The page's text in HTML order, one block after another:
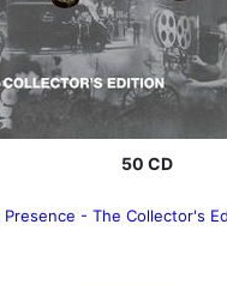
50 CD
- The Collector's